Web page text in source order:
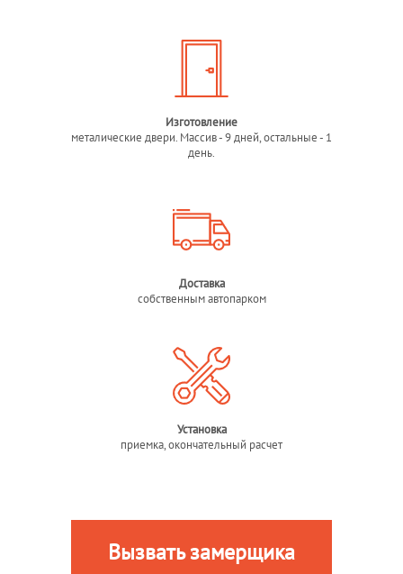
Изготовление
металические двери. Массив - 9 дней, остальные - 1
день.
Доставка
собственным автопарком
Установка
приемка, окончательный расчет
Вызвать замерщика